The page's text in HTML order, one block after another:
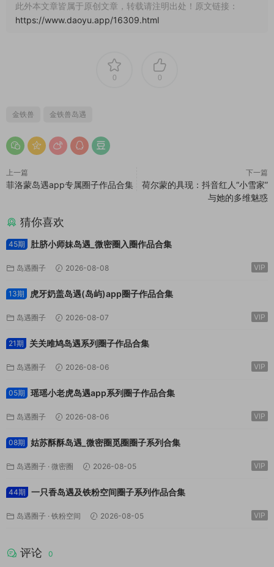
此外本文章皆属于原创文章，转载请注明出处！原文链接：
https://www.daoyu.app/16309.html
0 0
金铁兽 金铁兽岛遇
上一篇
菲洛蒙岛遇app专属圈子作品合集
下一篇
荷尔蒙的具现：抖音红人“小雪家”
与她的多维魅惑
猜你喜欢
45期 肚脐小师妹岛遇_微密圈入圈作品合集
岛遇圈子 2026-08-08 VIP
13期 虎牙奶盖岛遇(岛屿)app圈子作品合集
岛遇圈子 2026-08-07 VIP
21期 关关雎鸠岛遇系列圈子作品合集
岛遇圈子 2026-08-06 VIP
05期 瑶瑶小老虎岛遇app系列圈子作品合集
岛遇圈子 2026-08-06 VIP
08期 姑苏酥酥岛遇_微密圈觅圈圈子系列合集
岛遇圈子 · 微密圈 2026-08-05 VIP
44期 一只香岛遇及铁粉空间圈子系列作品合集
岛遇圈子 · 铁粉空间 2026-08-05 VIP
评论 0